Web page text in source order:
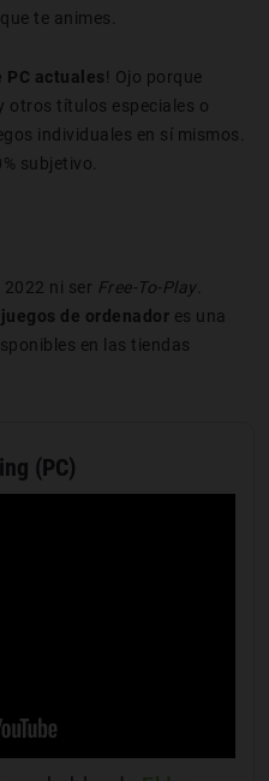
te animes.
PC actuales! Ojo porque
otros títulos especiales o
individuales en sí mismos.
subjetivo.
ni ser Free-To-Play.
de ordenador es una
en las tiendas
(PC)